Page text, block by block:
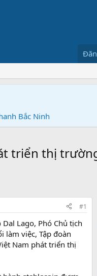
Bắc Ninh
triển thị
#1
Lago, Phó Chủ tịch
làm việc, Tập đoàn
Nam phát triển thị